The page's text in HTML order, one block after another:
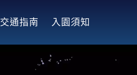
交通指南 入園須知